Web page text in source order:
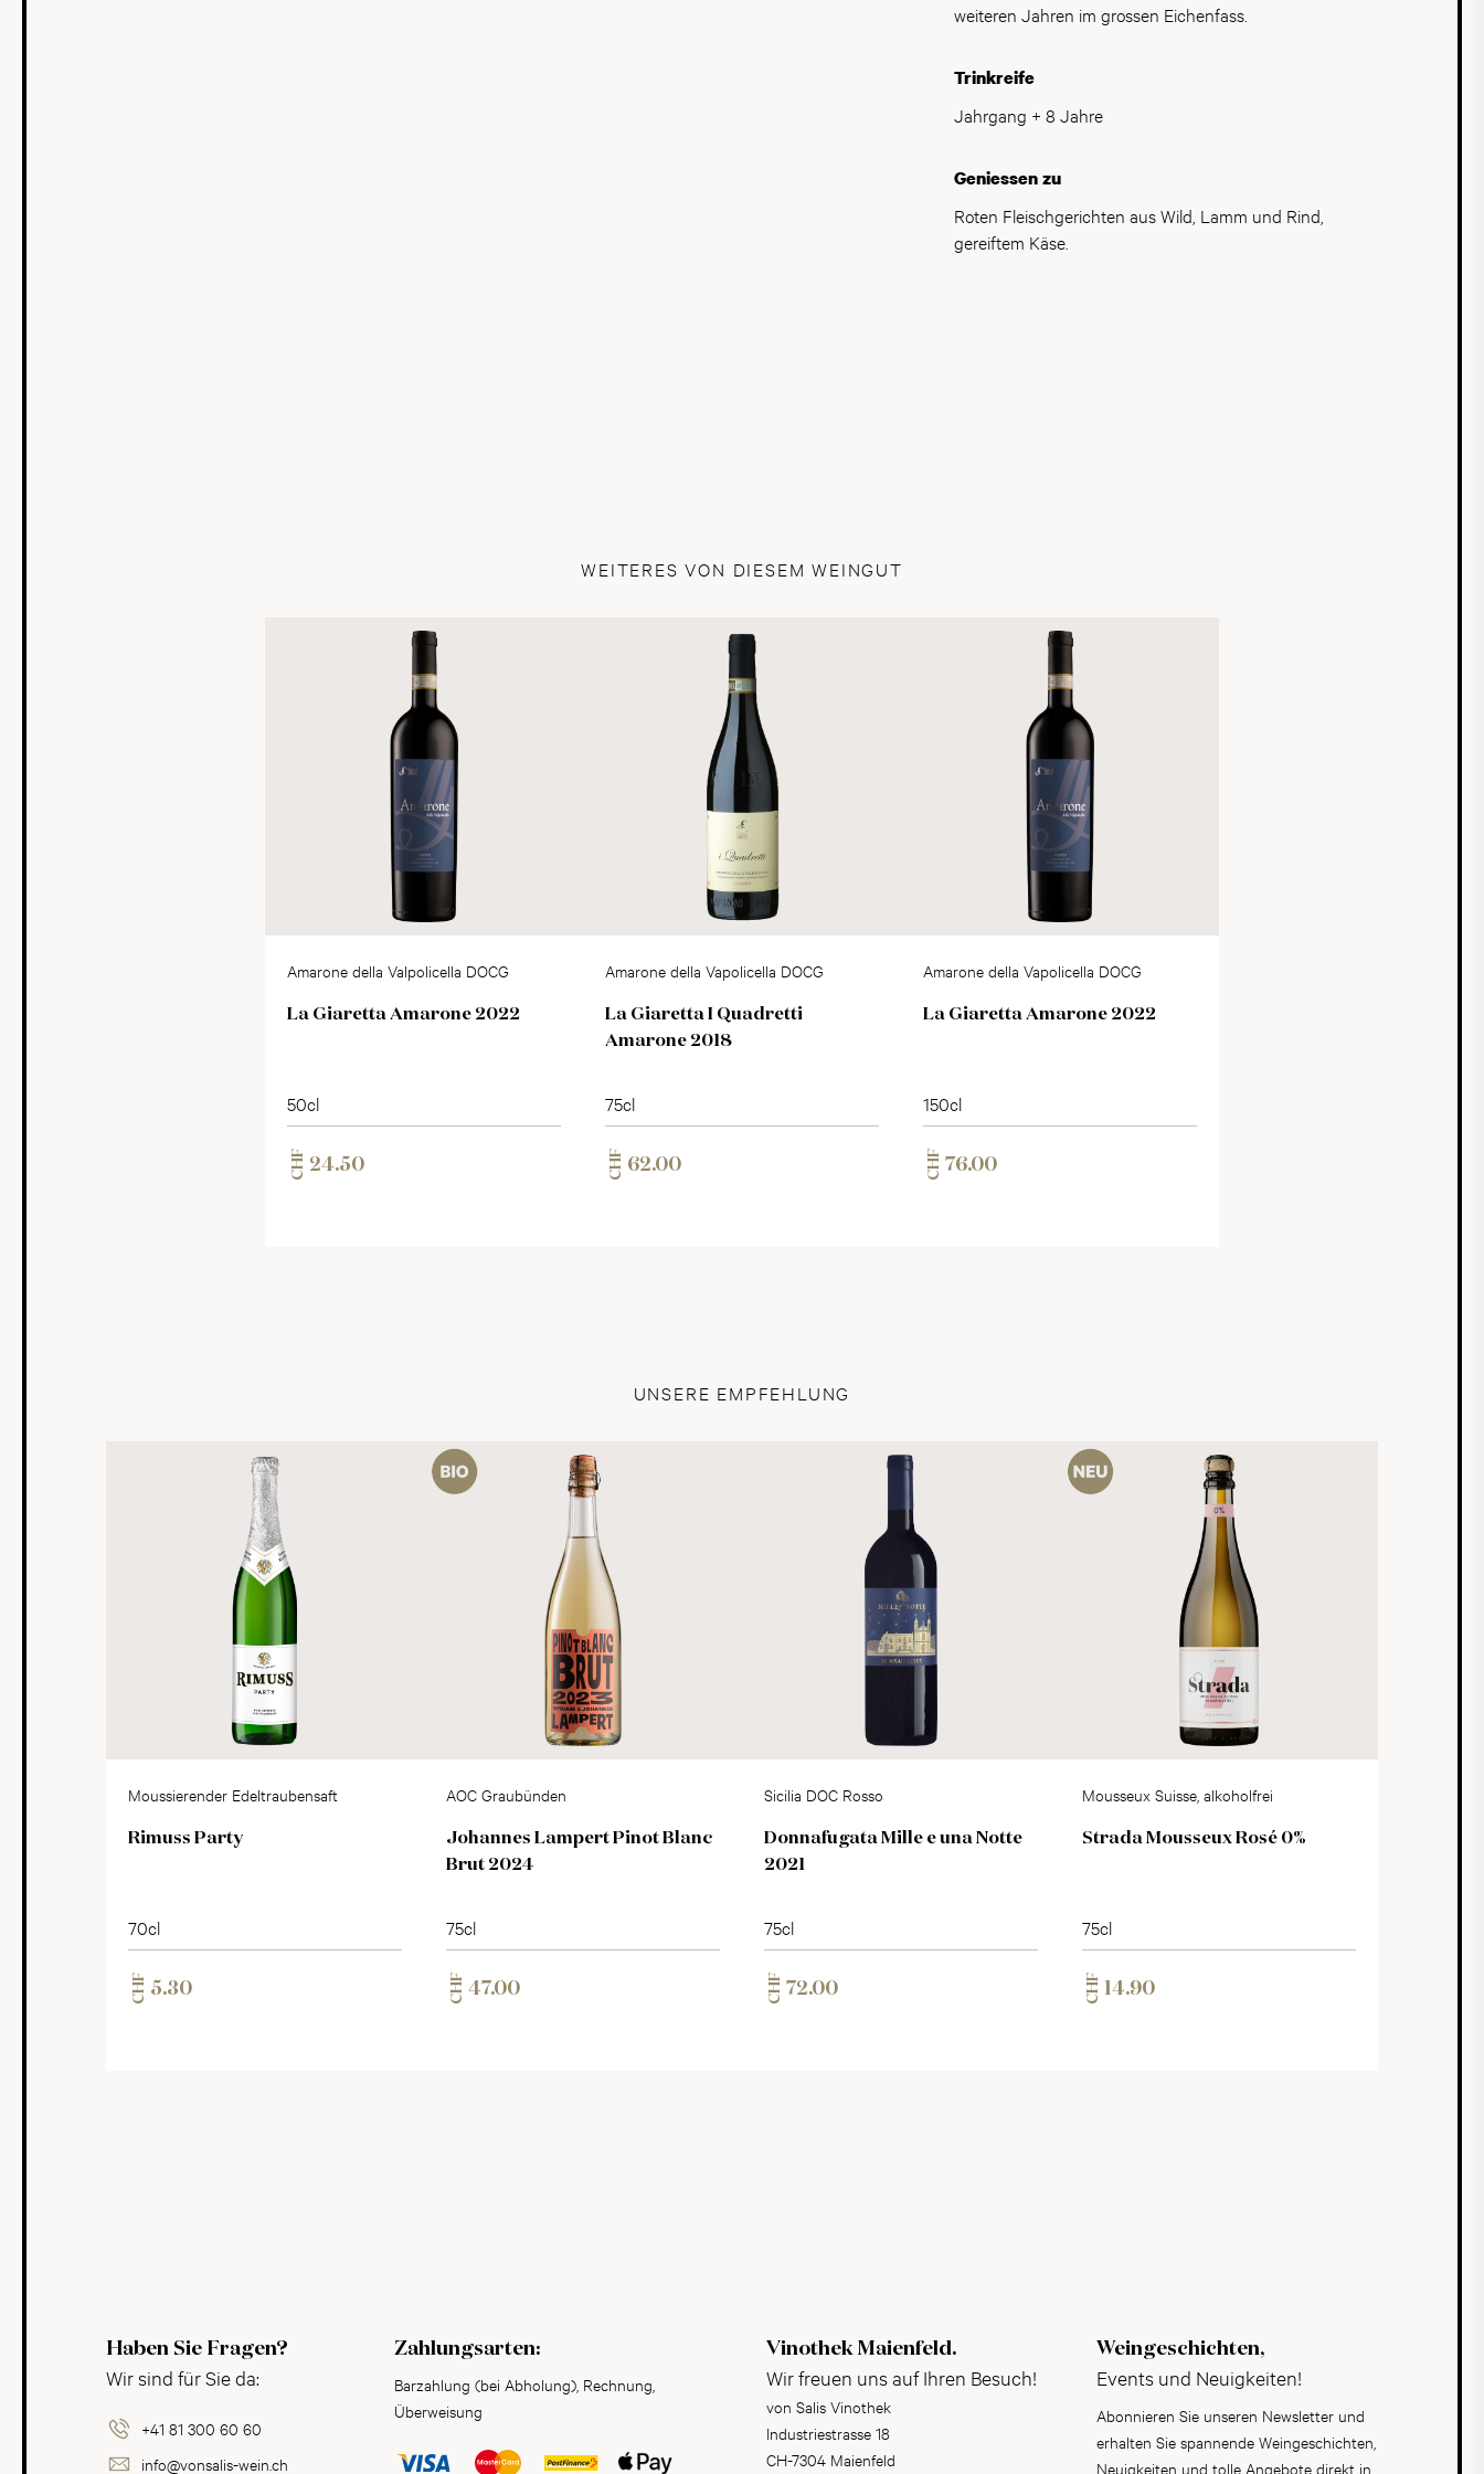
allem unvergleichlich.
weiteren Jahren im grossen Eichenfass.
Trinkreife
Jahrgang + 8 Jahre
Geniessen zu
Roten Fleischgerichten aus Wild, Lamm und Rind,
gereiftem Käse.
WEITERES VON DIESEM WEINGUT
Amarone della Valpolicella DOCG
La Giaretta Amarone 2022
50cl
CHF 24.50
Amarone della Vapolicella DOCG
La Giaretta I Quadretti
Amarone 2018
75cl
CHF 62.00
Amarone della Vapolicella DOCG
La Giaretta Amarone 2022
150cl
CHF 76.00
UNSERE EMPFEHLUNG
Moussierender Edeltraubensaft
Rimuss Party
70cl
CHF 5.30
AOC Graubünden
Johannes Lampert Pinot Blanc
Brut 2024
75cl
CHF 47.00
Sicilia DOC Rosso
Donnafugata Mille e una Notte
2021
75cl
CHF 72.00
Mousseux Suisse, alkoholfrei
Strada Mousseux Rosé 0%
75cl
CHF 14.90
Haben Sie Fragen?
Wir sind für Sie da:
+41 81 300 60 60
info@vonsalis-wein.ch
Zahlungsarten:
Barzahlung (bei Abholung), Rechnung,
Überweisung
Vinothek Maienfeld.
Wir freuen uns auf Ihren Besuch!
von Salis Vinothek
Industriestrasse 18
CH-7304 Maienfeld
Weingeschichten,
Events und Neuigkeiten!
Abonnieren Sie unseren Newsletter und
erhalten Sie spannende Weingeschichten,
Neuigkeiten und tolle Angebote direkt in